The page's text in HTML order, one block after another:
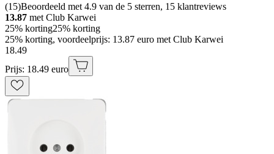
(15)Beoordeeld met 4.9 van de 5 sterren, 15 klantreviews
13.87 met Club Karwei
25% korting25% korting
25% korting, voordeelprijs: 13.87 euro met Club Karwei
18.49
Prijs: 18.49 euro